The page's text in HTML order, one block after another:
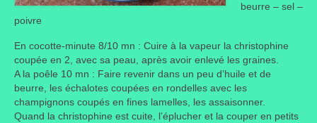
Amis jardiniers du Devon
Fête des plantes
Florescence
beurre – sel –
poivre
En cocotte-minute 8/10 mn : Cuire à la vapeur la christophine
coupée en 2, avec sa peau, après avoir enlevé les graines.
A la poêle 10 mn : Faire revenir dans un peu d’huile et de
beurre, les échalotes coupées en rondelles avec les
champignons coupés en fines lamelles, les assaisonner.
Quand la christophine est cuite, l’éplucher et la couper en petits